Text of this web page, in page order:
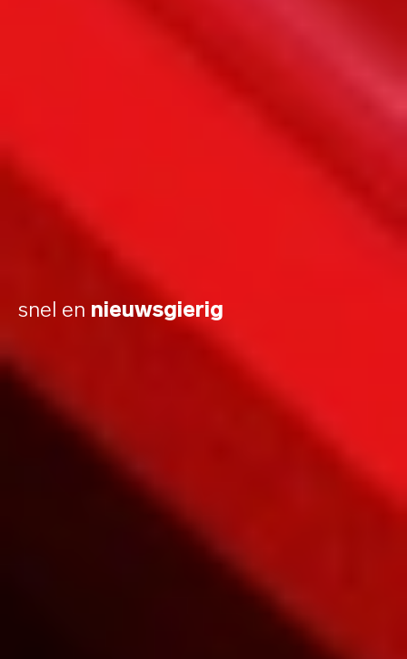
snel en nieuwsgierig